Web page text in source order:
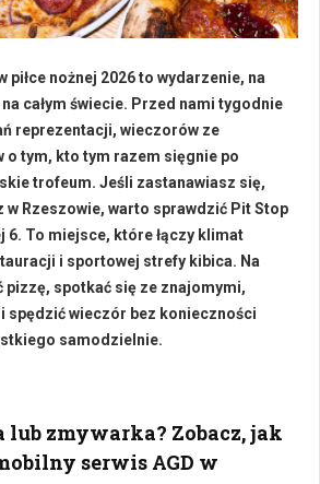
piłce nożnej 2026 to wydarzenie, na
całym świecie. Przed nami tygodnie
reprezentacji, wieczorów ze
o tym, kto tym razem sięgnie po
trofeum. Jeśli zastanawiasz się,
w Rzeszowie, warto sprawdzić Pit Stop
6. To miejsce, które łączy klimat
i sportowej strefy kibica. Na
pizzę, spotkać się ze znajomymi,
spędzić wieczór bez konieczności
samodzielnie.
lub zmywarka? Zobacz, jak
serwis AGD w